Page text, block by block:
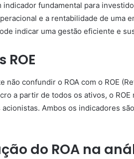
indicador fundamental para
e a rentabilidade de uma
indicar uma gestão eficiente e
ROE
não confundir o ROA com o ROE
a partir de todos os ativos, o
Ambos os indicadores
do ROA na